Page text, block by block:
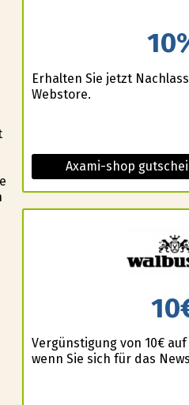
Erhalten Sie jetzt
Webstore.
Axami-shop
Vergünstigung von 10€
wenn Sie sich für das